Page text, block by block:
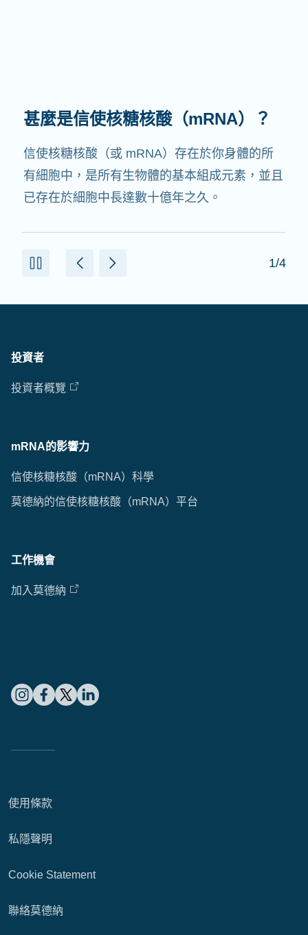
甚麼是信使核糖核酸（mRNA）？
信使核糖核酸（或 mRNA）存在於你身體的所
有細胞中，是所有生物體的基本組成元素，並且
已存在於細胞中長達數十億年之久。
1/4
投資者
投資者概覽
mRNA的影響力
信使核糖核酸（mRNA）科學
莫德納的信使核糖核酸（mRNA）平台
工作機會
加入莫德納
使用條款
私隱聲明
Cookie Statement
聯絡莫德納